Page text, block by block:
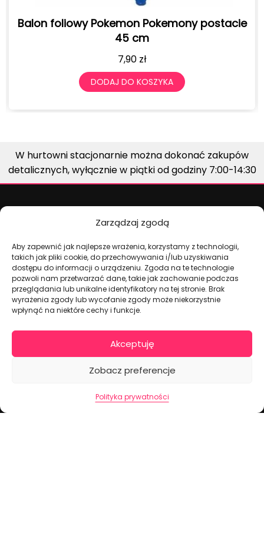
Zarządzaj zgodą
Aby zapewnić jak najlepsze wrażenia, korzystamy z technologii,
takich jak pliki cookie, do przechowywania i/lub uzyskiwania
dostępu do informacji o urządzeniu. Zgoda na te technologie
pozwoli nam przetwarzać dane, takie jak zachowanie podczas
przeglądania lub unikalne identyfikatory na tej stronie. Brak
wyrażenia zgody lub wycofanie zgody może niekorzystnie
wpłynąć na niektóre cechy i funkcje.
Akceptuję
Zobacz preferencje
Polityka prywatności
Balon foliowy Pokemon Pokemony Pikachu
45cm
7,90
DODAJ DO KOSZYKA
W hurtowni stacjonarnie można dokonać zakupów
detalicznych, wyłącznie w piątki od godziny 7:00-14:30
Dekoracje na torty i akcesoria imprezowe
KONTAKT I DANE FIRMOWE
tortoweozdoby.sklep@gmail.com
Giełda Spożywcza Okęcie Pawilon 403